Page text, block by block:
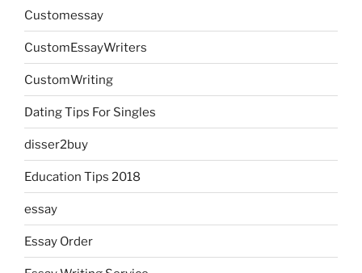
Customessay
CustomEssayWriters
CustomWriting
Dating Tips For Singles
disser2buy
Education Tips 2018
essay
Essay Order